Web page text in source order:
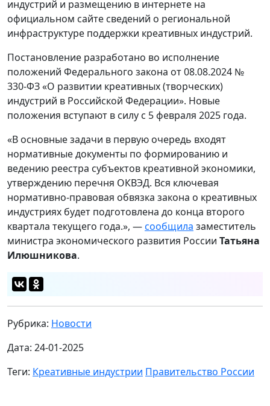
индустрий и размещению в интернете на
официальном сайте сведений о региональной
инфраструктуре поддержки креативных индустрий.
Постановление разработано во исполнение
положений Федерального закона от 08.08.2024 №
330-ФЗ «О развитии креативных (творческих)
индустрий в Российской Федерации». Новые
положения вступают в силу с 5 февраля 2025 года.
«В основные задачи в первую очередь входят
нормативные документы по формированию и
ведению реестра субъектов креативной экономики,
утверждению перечня ОКВЭД. Вся ключевая
нормативно-правовая обвязка закона о креативных
индустриях будет подготовлена до конца второго
квартала текущего года.», —сообщила заместитель
министра экономического развития России Татьяна
Илюшникова.
Рубрика: Новости
Дата: 24-01-2025
Теги: Креативные индустрии Правительство России